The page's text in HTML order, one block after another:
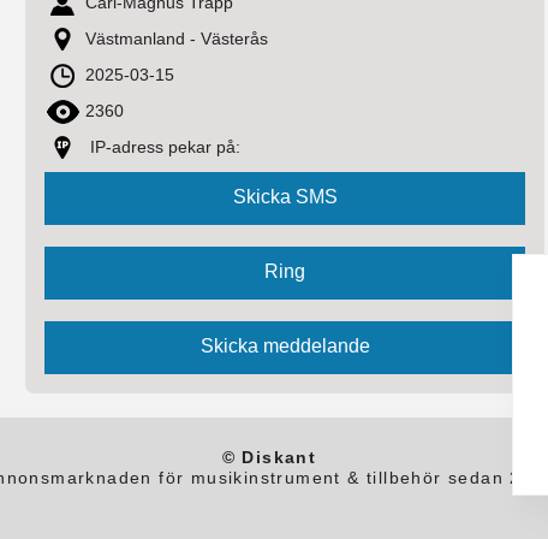
Västmanland - Västerås
2025-03-15
2360
IP-adress pekar på:
© Diskant
för musikinstrument & tillbehör sedan 2005